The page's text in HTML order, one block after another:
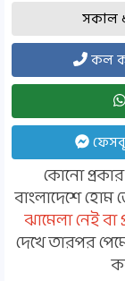
সকাল
কল
কোনো
বাংলাদেশে হোম
ঝামেলা নেই
দেখে তারপর